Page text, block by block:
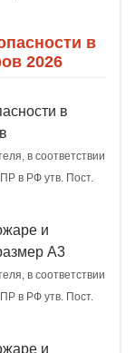
в
2026
в
в соответствии
в РФ утв. Пост.
и
А3
в соответствии
в РФ утв. Пост.
и